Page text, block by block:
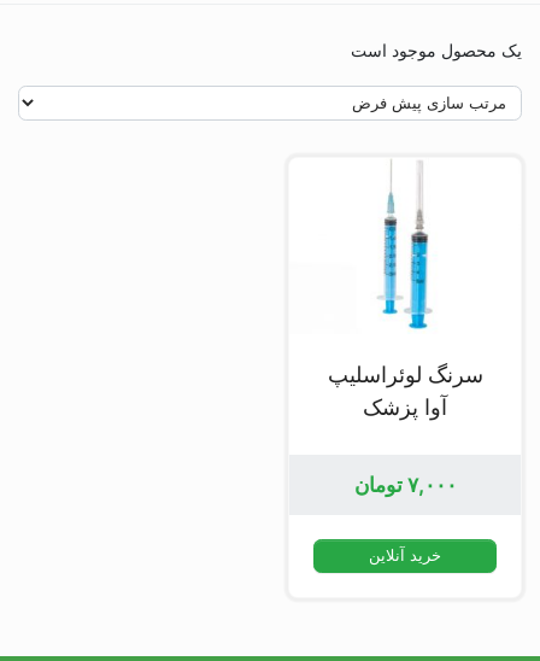
یک محصول موجود است
سرنگ لوئراسلیپ
آوا پزشک
۷,۰۰۰ تومان
خرید آنلاین